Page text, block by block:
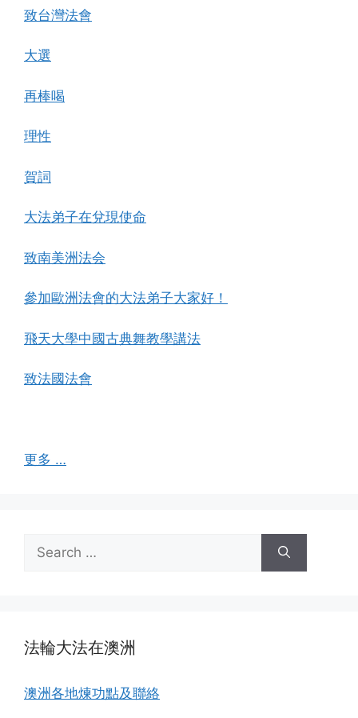
致台灣法會
大選
再棒喝
理性
賀詞
大法弟子在兌現使命
致南美洲法会
參加歐洲法會的大法弟子大家好！
飛天大學中國古典舞教學講法
致法國法會
更多 …
Search
for:
法輪大法在澳洲
澳洲各地煉功點及聯絡